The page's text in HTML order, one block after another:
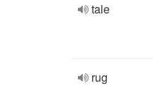
tale
rug